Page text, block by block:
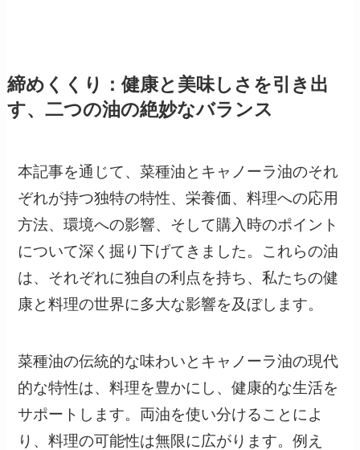
締めくくり：健康と美味しさを引き出
す、二つの油の絶妙なバランス
本記事を通じて、菜種油とキャノーラ油のそれ
ぞれが持つ独特の特性、栄養価、料理への応用
方法、環境への影響、そして購入時のポイント
について深く掘り下げてきました。これらの油
は、それぞれに独自の利点を持ち、私たちの健
康と料理の世界に多大な影響を及ぼします。
菜種油の伝統的な味わいとキャノーラ油の現代
的な特性は、料理を豊かにし、健康的な生活を
サポートします。両油を使い分けることによ
り、料理の可能性は無限に広がります。例え